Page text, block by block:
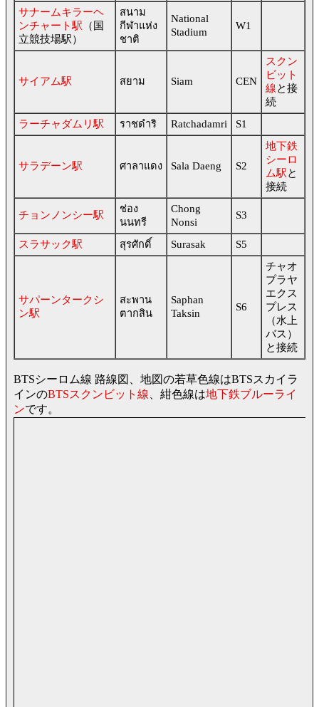
サナームキラーヘ
ンチャート駅 （国
立競技場駅）
สนาม
กีฬาแห่ง
ชาติ
National
Stadium
W1
サイアム駅 สยาม Siam CEN
スクン
ビット
線と接
続
ラーチャダムリ駅
ราชดำริ Ratchadamri S1
サラデーン駅 ศาลาแดง Sala Daeng S2
地下鉄
シーロ
ム駅と
接続
チョンノンシー駅
ช่อง
นนทรี
Chong
Nonsi
S3
スラサック駅 สุรศักดิ์ Surasak S5
サパーンタークシ
ン駅
สะพาน
ตากสิน
Saphan
Taksin
S6
チャオ
プラヤ
エクス
プレス
（水上
バス）
と接続
BTSシーロム線 路線図、地図の若草色線はBTSスカイラ
インのBTSスクンビット線、紺色線は地下鉄ブルーライ
ンです。